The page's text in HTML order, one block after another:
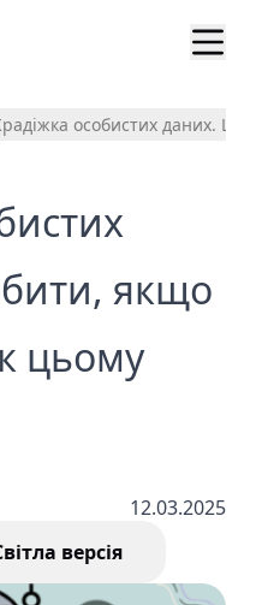
особистих даних. Що
якщо
цьому
12.03.2025
версія